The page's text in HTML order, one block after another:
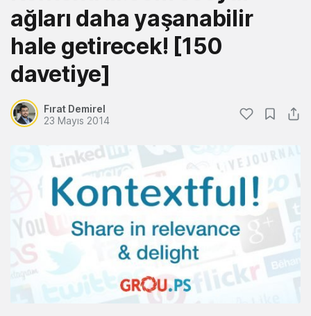
ağları daha yaşanabilir
hale getirecek! [150
davetiye]
Fırat Demirel
23 Mayıs 2014